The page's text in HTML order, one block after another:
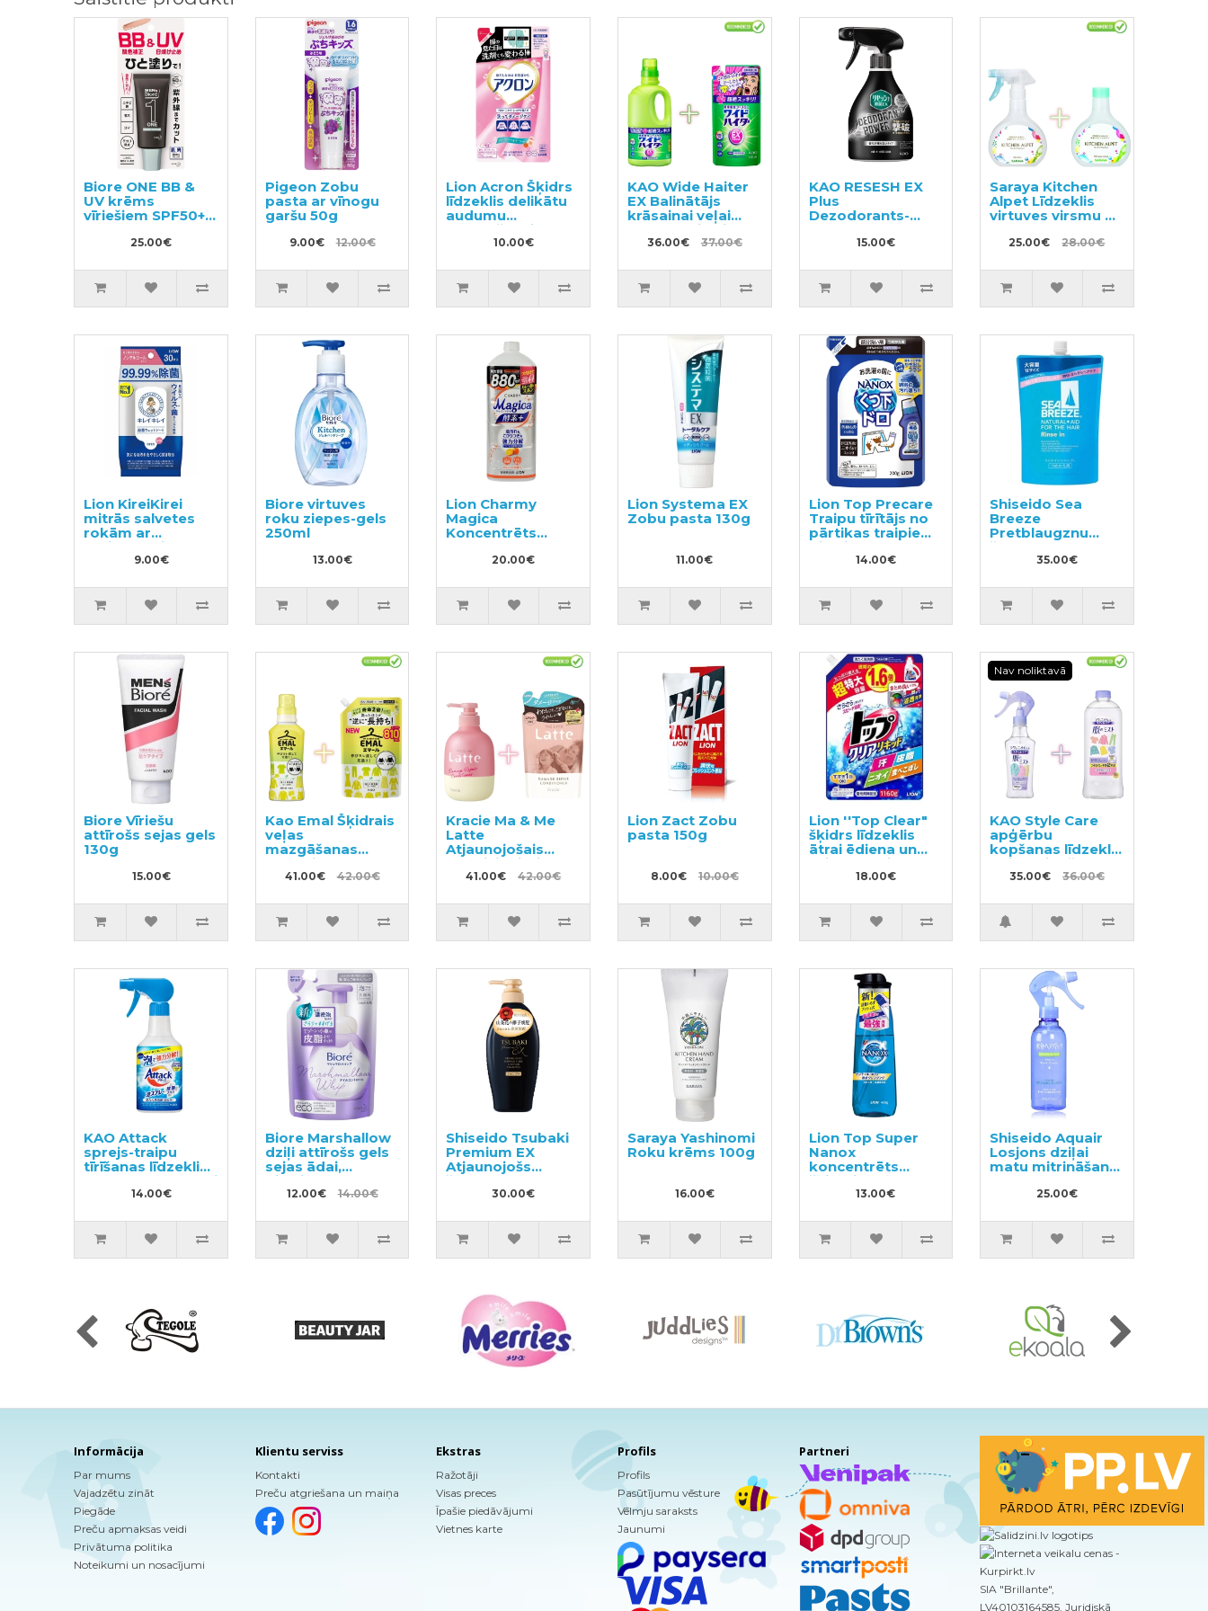
Biore ONE BB &
UV krēms
vīriešiem SPF50+
25.00€
Pigeon Zobu
pasta ar vīnogu
garšu 50g
9.00€ 12.00€
Lion Acron Šķidrs
līdzeklis delikātu
audumu
mazgāšanai ar
ziedu aromātu,
10.00€
KAO Wide Haiter
EX Balinātājs
krāsainai veļai
930ml + pildviela
450ml
36.00€ 37.00€
KAO RESESH EX
Plus
Dezodorants-
neitralizētājs
apģērbam 360ml
15.00€
Saraya Kitchen
Alpet Līdzeklis
virtuves virsmu un
sterilizācijai
400ml
25.00€ 28.00€
Lion KireiKirei
mitrās salvetes
rokām ar
antibakteriālu
efektu 30gab
9.00€
Biore virtuves
roku ziepes-gels
250ml
13.00€
Lion Charmy
Magica
Koncentrēts
mazgāšanas
20.00€
Lion Systema EX
Zobu pasta 130g
11.00€
Lion Top Precare
Traipu tīrītājs no
pārtikas traipiem
pildviela 200g
14.00€
Shiseido Sea
Breeze
Pretblaugznu
šampūns un
kondicionieris divi
pildviela 1000ml
35.00€
Biore Vīriešu
attīrošs sejas gels
130g
15.00€
Kao Emal Šķidrais
veļas
mazgāšanas
līdzeklis 460ml +
pildviela 810ml
41.00€ 42.00€
Kracie Ma & Me
Latte
Atjaunojošais
kondicionieris
490g + pildviela
41.00€ 42.00€
Lion Zact Zobu
pasta 150g
8.00€ 10.00€
Lion ''Top Clear"
šķidrs līdzeklis
ātrai ēdiena un
sviedru traipu
noņemšanai
18.00€
Nav noliktavā
KAO Style Care
apģērbu
kopšanas līdzeklis
ar izlīdzinošu un
antistatisku
pildviela 400ml
35.00€ 36.00€
KAO Attack
sprejs-traipu
tīrīšanas līdzeklis
audumu apstrādei
300ml
14.00€
Biore Marshallow
dziļi attīrošs gels
sejas ādai,
pildviela 130ml
12.00€ 14.00€
Shiseido Tsubaki
Premium EX
Atjaunojošs
šampūns
bojātiem matiem
30.00€
Saraya Yashinomi
Roku krēms 100g
16.00€
Lion Top Super
Nanox
koncentrēts
šķidrais veļas
mazgāšanas
pudele ar sūkni
13.00€
Shiseido Aquair
Losjons dziļai
matu mitrināšanai
25.00€
Informācija
Par mums
Vajadzētu zināt
Piegāde
Preču apmaksas veidi
Privātuma politika
Noteikumi un nosacījumi
Klientu serviss
Kontakti
Preču atgriešana un maiņa
Ekstras
Ražotāji
Visas preces
Īpašie piedāvājumi
Vietnes karte
Profils
Profils
Pasūtījumu vēsture
Vēlmju saraksts
Jaunumi
Partneri
SIA "Brillante",
LV40103164585, Juridiskā